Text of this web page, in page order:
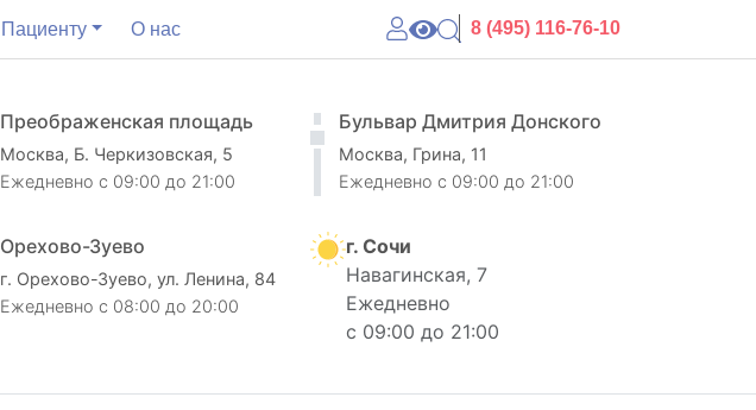
Пациенту О нас 8 (495) 116-76-10
Преображенская площадь
Москва, Б. Черкизовская, 5
Ежедневно c 09:00 до 21:00
Бульвар Дмитрия Донского
Москва, Грина, 11
Ежедневно c 09:00 до 21:00
Орехово-Зуево
г. Орехово-Зуево, ул. Ленина, 84
Ежедневно c 08:00 до 20:00
г. Сочи
Навагинская, 7
Ежедневно
с 09:00 до 21:00